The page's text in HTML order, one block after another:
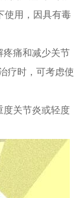
使用，因具有毒
疼痛和减少关节
疗时，可考虑使
度关节炎或轻度